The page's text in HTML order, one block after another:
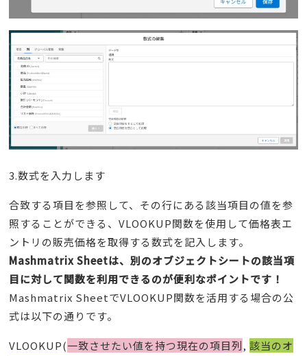
3.数式を入力します
合致する項目を参照して、その行にある該当項目の値を参
照することができる、VLOOKUP関数を使用して価格表エ
ントリの販売価格を取得する数式を記入します。
Mashmatrix Sheetは、別のオブジェクトシートの該当項
目に対して関数を利用できるのが便利なポイントです！
Mashmatrix SheetでVLOOKUP関数を活用する場合の公
式は以下の通りです。
VLOOKUP(一致させたい値を持つ現在の項目列,該当のオ